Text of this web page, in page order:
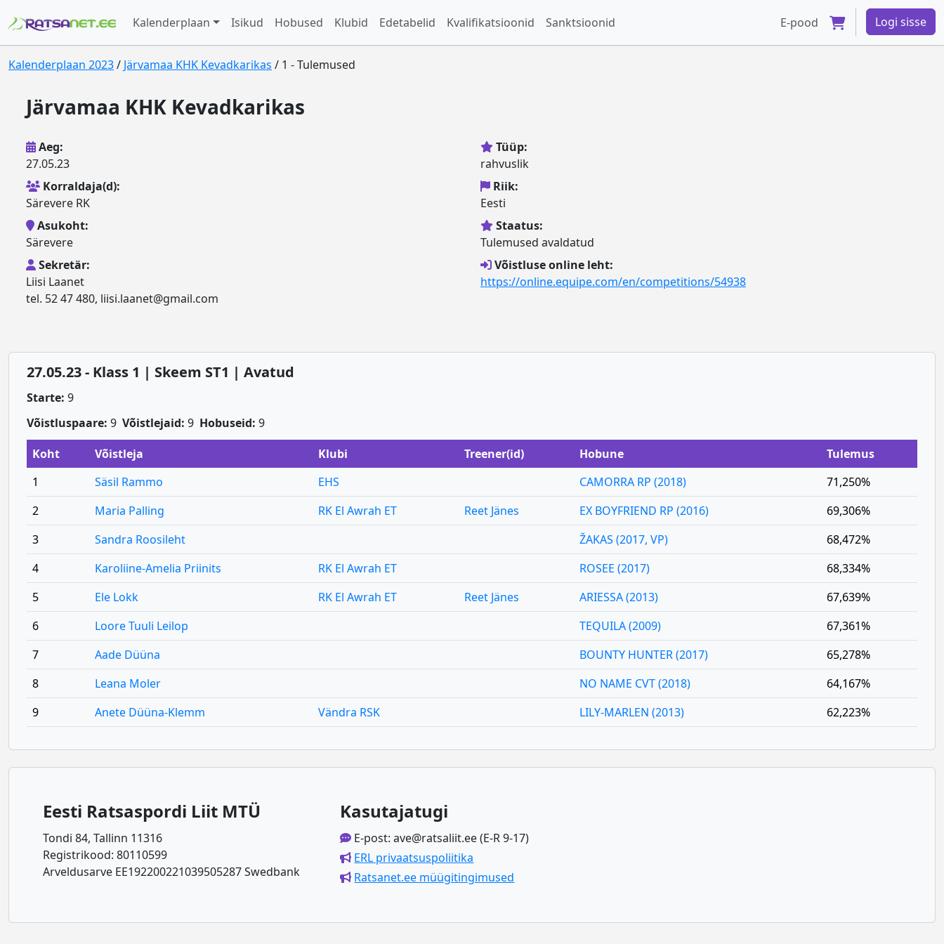
Kalenderplaan Isikud Hobused Klubid Edetabelid Kvalifikatsioonid Sanktsioonid E-pood Logi sisse
Kalenderplaan 2023/ Järvamaa KHK Kevadkarikas / 1 - Tulemused
Järvamaa KHK Kevadkarikas
Aeg:
27.05.23
Korraldaja(d):
Särevere RK
Asukoht:
Särevere
Sekretär:
Liisi Laanet
tel. 52 47 480, liisi.laanet@gmail.com
Tüüp:
rahvuslik
Riik:
Eesti
Staatus:
Tulemused avaldatud
Võistluse online leht:
https://online.equipe.com/en/competitions/54938
27.05.23 - Klass 1 | Skeem ST1 | Avatud
Starte: 9
Võistluspaare: 9 Võistlejaid: 9 Hobuseid: 9
Koht
Võistleja Klubi Treener(id) Hobune
Tulemus
1
Säsil Rammo EHS CAMORRA RP (2018)
71,250%
2
Maria Palling RK El Awrah ET Reet Jänes EX BOYFRIEND RP (2016)
69,306%
3
Sandra Roosileht ŽAKAS (2017, VP)
68,472%
4
Karoliine-Amelia Priinits RK El Awrah ET ROSEE (2017)
68,334%
5
Ele Lokk RK El Awrah ET Reet Jänes ARIESSA (2013)
67,639%
6
Loore Tuuli Leilop TEQUILA (2009)
67,361%
7
Aade Düüna BOUNTY HUNTER (2017)
65,278%
8
Leana Moler NO NAME CVT (2018)
64,167%
9
Anete Düüna-Klemm Vändra RSK LILY-MARLEN (2013) 62,223%
Eesti Ratsaspordi Liit MTÜ
Tondi 84, Tallinn 11316
Registrikood: 80110599
Arveldusarve EE192200221039505287 Swedbank
Kasutajatugi
E-post: ave@ratsaliit.ee (E-R 9-17)
ERL privaatsuspoliitika
Ratsanet.ee müügitingimused